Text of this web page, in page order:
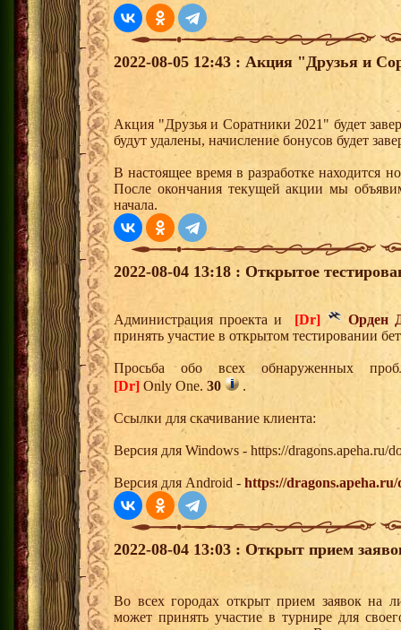
2022-08-05 12:43 : Акция "Друзья и
Акция "Друзья и Соратники 2021" будет
будут удалены, начисление бонусов будет
В настоящее время в разработке находится
После окончания текущей акции мы
начала.
2022-08-04 13:18 : Открытое
Администрация проекта и [Dr]
Орден
принять участие в открытом тестировании
Просьба обо всех обнаруженных
[Dr] Only One. 30 .
Ссылки для скачивание клиента:
Версия для Windows - https://dragons.apeha.ru/
Версия для Android - https://
2022-08-04 13:03 : Открыт прием
Во всех городах открыт прием заявок на
может принять участие в турнире для